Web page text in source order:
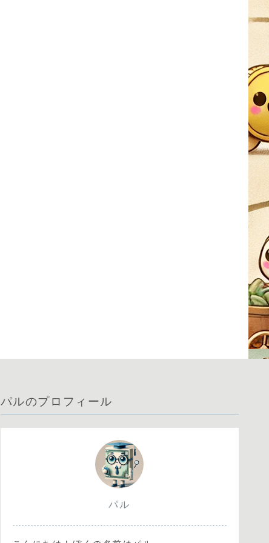
パルのプロフィール
パル